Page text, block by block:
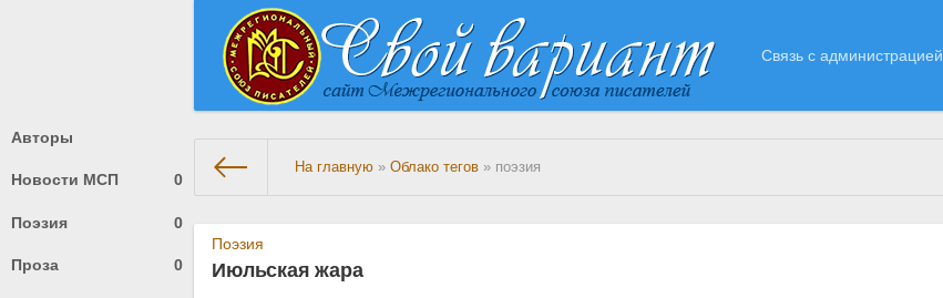
Связь с администрацией
Авторы
Новости МСП 0
Поэзия 0
Проза 0
На главную »Облако тегов » поэзия
Поэзия
Июльская жара